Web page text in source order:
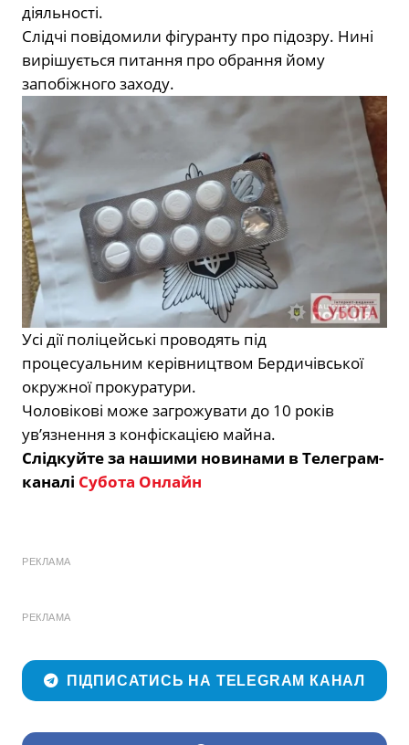
діяльності.
Слідчі повідомили фігуранту про підозру. Нині
вирішується питання про обрання йому
запобіжного заходу.
Усі дії поліцейські проводять під
процесуальним керівництвом Бердичівської
окружної прокуратури.
Чоловікові може загрожувати до 10 років
ув’язнення з конфіскацією майна.
Слідкуйте за нашими новинами в Телеграм-
каналі Субота Онлайн
РЕКЛАМА
РЕКЛАМА
ПІДПИСАТИСЬ НА TELEGRAM КАНАЛ